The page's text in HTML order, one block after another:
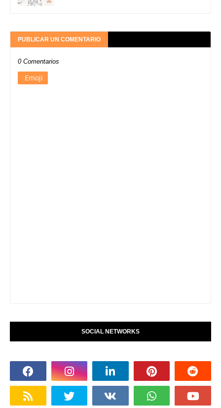
PUBLICAR UN COMENTARIO
0 Comentarios
Emoji
SOCIAL NETWORKS